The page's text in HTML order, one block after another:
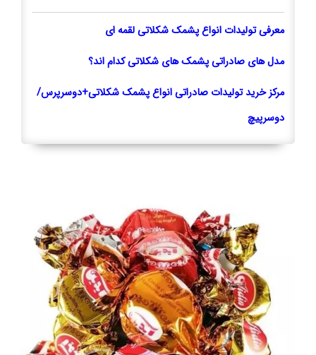
معرفی تولیدات انواع پشمک شکلاتی لقمه ای
مدل های صادراتی پشمک های شکلاتی کدام اند؟
مرکز خرید تولیدات صادراتی انواع پشمک شکلاتی+دوسرپرس/
دوسرپیچ